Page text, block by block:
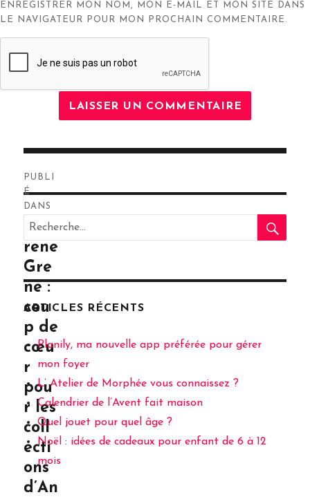
ENREGISTRER MON NOM, MON E-MAIL ET MON SITE DANS
LE NAVIGATEUR POUR MON PROCHAIN COMMENTAIRE.
de
l’article
PUBLI
É
DANS
Sost
rene
Gre
ne :
cou
p de
cœu
r
pou
r les
coll
ecti
ons
d’An
Recherche
pour
:
ARTICLES RÉCENTS
Planily, ma nouvelle app préférée pour gérer
mon foyer
L’ Atelier de Morphée vous connaissez ?
Calendrier de l’Avent fait maison
Quel jouet pour quel âge ?
Noël : idées de cadeaux pour enfant de 6 à 12
mois